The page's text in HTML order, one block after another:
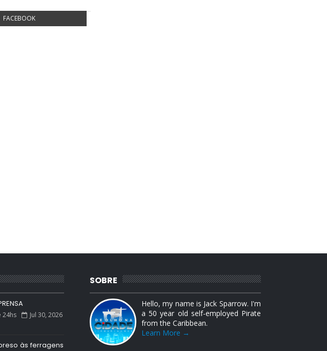
FACEBOOK
24hs Jul 30, 2026
às ferragens
SOBRE
Hello, my name is Jack Sparrow. I'm
a 50 year old self-employed Pirate
from the Caribbean.
Learn More →